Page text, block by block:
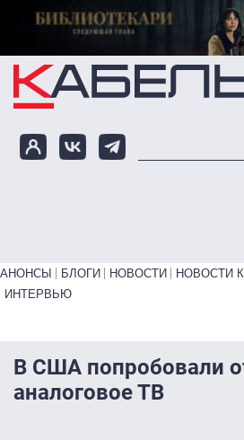
Перейти к основному содержанию
Primary links bottom
АНОНСЫ БЛОГИ НОВОСТИ НОВОСТИ
ИНТЕРВЬЮ
В США попробовали
аналоговое ТВ